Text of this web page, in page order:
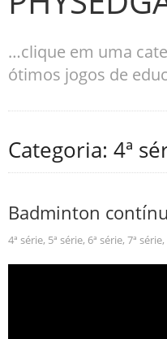
…clique em uma
ótimos jogos de
Categoria: 4ª
Badminton
4ª série, 5ª série, 6ª série, 7ª série,